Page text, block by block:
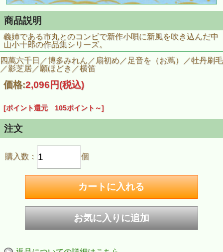
商品説明
義姉である市丸とのコンビで新作小唄に新風を吹き込んだ中
山小十郎の作品集シリーズ。
四萬六千日／博多みれん／扇初め／足音を（お蔦）／牡丹刷毛
／影芝居／願ほどき／横笛
価格:2,096円(税込)
[ポイント還元 105ポイント～]
注文
購入数： 個